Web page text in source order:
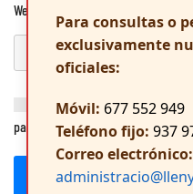
Web
Guarda mi nombre, correo
para la próxima vez que comente.
Publicar el
Para consultas o pedidos, utiliza
exclusivamente
oficiales:
Móvil: 677 552 949
Teléfono fijo: 937
Correo electrónico: